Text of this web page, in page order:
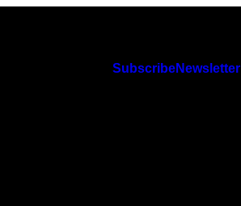
SubscribeNewsletter